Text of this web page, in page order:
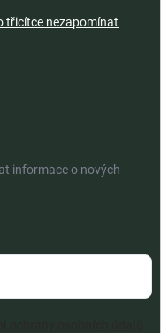
třicítce nezapomínat
informace o nových